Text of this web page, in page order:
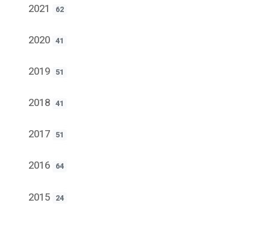
2021 62
2020 41
2019 51
2018 41
2017 51
2016 64
2015 24